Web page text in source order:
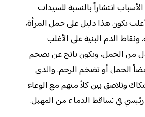
انتشاراً بالنسبة للسيدات
يكون هذا دليل على حمل المرأة،
ونقاط الدم البنية على الأغلب
من الحمل، ويكون ناتج عن تضخم
الحمل أو تضخم الرحم. والذي
وتلاصق بين كلاً منهم مع الوعاء
في تساقط الدماء من المهبل.